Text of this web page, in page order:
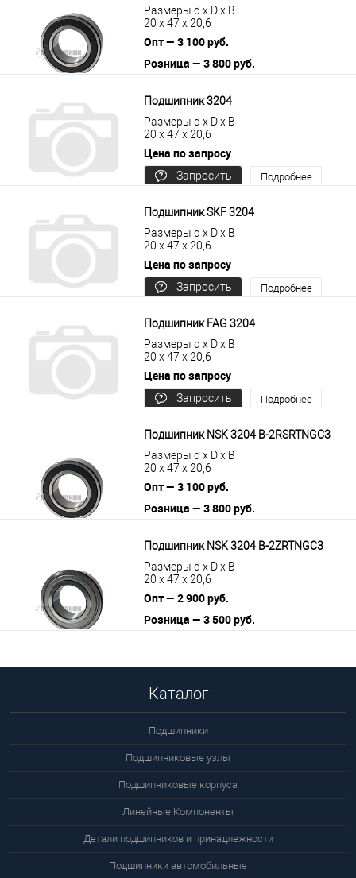
Размеры d x D x B
20 x 47 x 20,6
Опт — 3 100 руб.
Розница — 3 800 руб.
Подшипник 3204
Размеры d x D x B
20 x 47 x 20,6
Цена по запросу
Запросить
Подробнее
Подшипник SKF 3204
Размеры d x D x B
20 x 47 x 20,6
Цена по запросу
Запросить
Подробнее
Подшипник FAG 3204
Размеры d x D x B
20 x 47 x 20,6
Цена по запросу
Запросить
Подробнее
Подшипник NSK 3204 B-2RSRTNGC3
Размеры d x D x B
20 x 47 x 20,6
Опт — 3 100 руб.
Розница — 3 800 руб.
Подшипник NSK 3204 B-2ZRTNGC3
Размеры d x D x B
20 x 47 x 20,6
Опт — 2 900 руб.
Розница — 3 500 руб.
Каталог
Подшипники
Подшипниковые узлы
Подшипниковые корпуса
Линейные Компоненты
Детали подшипников и принадлежности
Подшипники автомобильные